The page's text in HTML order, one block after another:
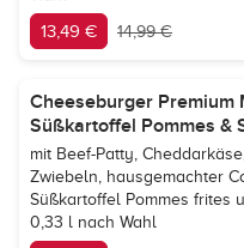
13,49 € 14,99 €
Cheeseburger Premium
Süßkartoffel Pommes &
mit Beef-Patty,
Zwiebeln, hausgemachter
Süßkartoffel Pommes frites
0,33 l nach Wahl